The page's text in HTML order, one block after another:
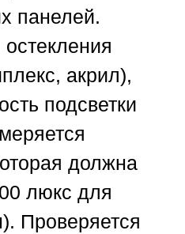
панелей.
акрил),
подсветки
должна
люкс для
Проверяется